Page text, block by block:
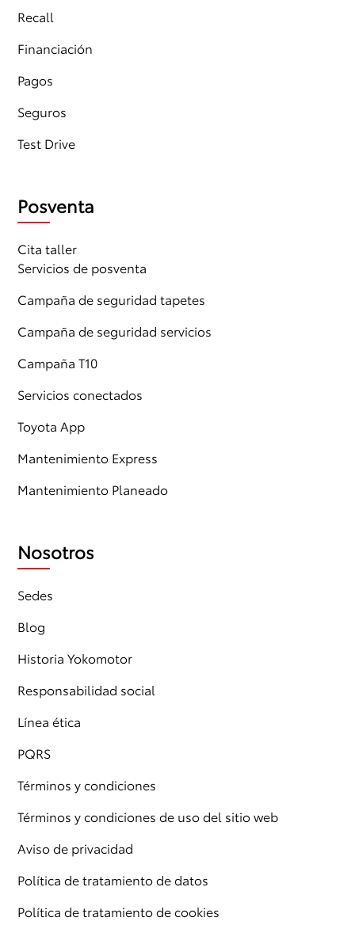
Recall
Financiación
Pagos
Seguros
Test Drive
Posventa
Cita taller
Servicios de posventa
Campaña de seguridad tapetes
Campaña de seguridad servicios
Campaña T10
Servicios conectados
Toyota App
Mantenimiento Express
Mantenimiento Planeado
Nosotros
Sedes
Blog
Historia Yokomotor
Responsabilidad social
Línea ética
PQRS
Términos y condiciones
Términos y condiciones de uso del sitio web
Aviso de privacidad
Política de tratamiento de datos
Política de tratamiento de cookies